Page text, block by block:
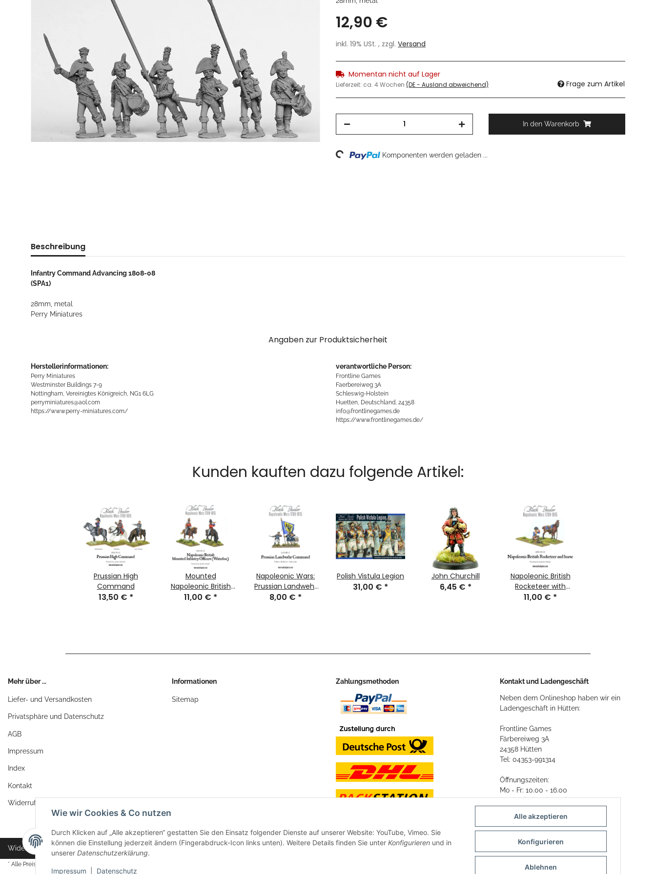
12,90 €
inkl. 19% USt. , zzgl. Versand
Momentan nicht auf Lager
Lieferzeit: ca. 4 Wochen (DE - Ausland abweichend) Frage zum Artikel
In den Warenkorb
Loading... Komponenten werden geladen ...
Beschreibung
Infantry Command Advancing 1808-08
(SPA1)
28mm, metal
Perry Miniatures
Angaben zur Produktsicherheit
Herstellerinformationen:
Perry Miniatures
Westminster Buildings 7-9
Nottingham, Vereinigtes Königreich, NG1 6LG
perryminiatures@aol.com
https://www.perry-miniatures.com/
verantwortliche Person:
Frontline Games
Faerbereiweg 3A
Schleswig-Holstein
Huetten, Deutschland, 24358
info@frontlinegames.de
https://www.frontlinegames.de/
Kunden kauften dazu folgende Artikel:
Prussian High
Command
13,50 € *
Mounted
Napoleonic British
Infantry Officers
11,00 € *
Napoleonic Wars:
Prussian Landwehr
Command 1789-
8,00 € *
Polish Vistula Legion
31,00 € *
John Churchill
6,45 € *
Napoleonic British
Rocketeer with
Horse
11,00 € *
Mehr über ...
Liefer- und Versandkosten
Privatsphäre und Datenschutz
AGB
Impressum
Index
Kontakt
Widerrufsrecht
Informationen
Sitemap
Zahlungsmethoden Kontakt und Ladengeschäft
Neben dem Onlineshop haben wir ein
Ladengeschäft in Hütten:
Frontline Games
Färbereiweg 3A
24358 Hütten
Tel: 04353-991314
Öffnungszeiten:
Mo - Fr: 10.00 - 16.00
Oder mit Terminvereinbarung
E-Mail:info@frontlinegames.de
Widerrufsbutton
* Alle Preise inkl. gesetzlicher USt., zzgl.
Wie wir Cookies & Co nutzen
Durch Klicken auf „Alle akzeptieren“ gestatten Sie den Einsatz folgender Dienste auf unserer Website: YouTube, Vimeo. Sie
können die Einstellung jederzeit ändern (Fingerabdruck-Icon links unten). Weitere Details finden Sie unter Konfigurieren und in
unserer Datenschutzerklärung.
Impressum Datenschutz
Alle akzeptieren
Konfigurieren
Ablehnen